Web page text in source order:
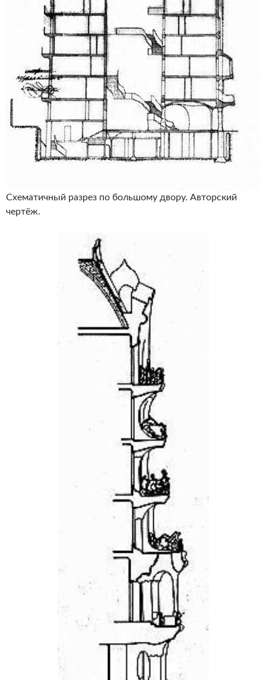
Схематичный разрез по большому двору. Авторский
чертёж.